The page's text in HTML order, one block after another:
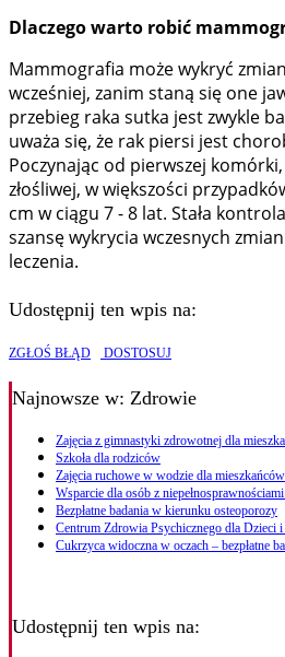
Dlaczego warto robić
Mammografia może wykryć
wcześniej, zanim staną się one
przebieg raka sutka jest zwykle
uważa się, że rak piersi jest
Poczynając od pierwszej
złośliwej, w większości
cm w ciągu 7 - 8 lat. Stała
szansę wykrycia wczesnych
leczenia.
Udostępnij ten wpis na:
ZGŁOŚ BŁĄD DOSTOSUJ
Najnowsze w: Zdrowie
Zajęcia z gimnastyki zdrowotnej dla
Szkoła dla rodziców
Zajęcia ruchowe w wodzie dla
Wsparcie dla osób z
Bezpłatne badania w kierunku osteoporozy
Centrum Zdrowia Psychicznego dla Dzieci
Cukrzyca widoczna w oczach – bezpłatne
Udostępnij ten wpis na: